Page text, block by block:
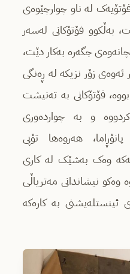
لە ناو چوارچێوەی
بەڵکوو فۆتۆکانی لەسەر
جگەرە بەکار دێت،
ئەوەی زۆر نزیکە لە ڕەنگی
فۆتۆکانی بە تەنیشت
و بە چواردەوری
هەروەها تۆپی
وەک بەشێک لە کاری
وەکو نیشاندانی مەتریاڵی
ئینستلەیشنی بە کارەکە